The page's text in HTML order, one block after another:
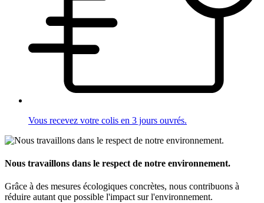
Vous recevez votre colis en 3 jours ouvrés.
Nous travaillons dans le respect de notre environnement.
Grâce à des mesures écologiques concrètes, nous contribuons à
réduire autant que possible l'impact sur l'environnement.